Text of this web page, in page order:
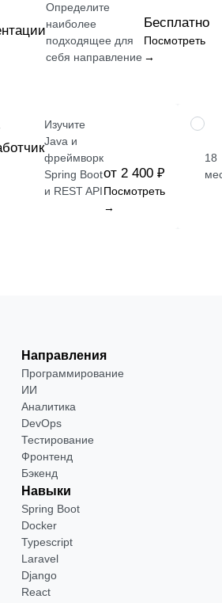
Определите
наиболее
подходящее для
себя направление
Бесплатно
Посмотреть
→
Изучите
Java и
фреймворк
Spring Boot
и REST API
от 2 400 ₽
Посмотреть
→
18
Направления
Программирование
ИИ
Аналитика
DevOps
Тестирование
Фронтенд
Бэкенд
Навыки
Spring Boot
Docker
Typescript
Laravel
Django
React